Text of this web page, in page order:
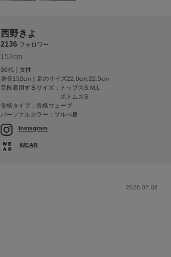
西野きよ
2136 フォロワー
152cm
30代｜女性
身長152cm｜足のサイズ22.0cm,22.5cm
普段着用するサイズ：
トップスS,M,L
ボトムスS
骨格タイプ：骨格ウェーブ
パーソナルカラー：ブルべ夏
Instagram
WEAR
2026.07.08